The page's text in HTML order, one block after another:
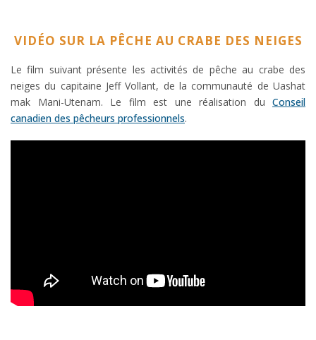
VIDÉO SUR LA PÊCHE AU CRABE DES NEIGES
Le film suivant présente les activités de pêche au crabe des
neiges du capitaine Jeff Vollant, de la communauté de Uashat
mak Mani-Utenam. Le film est une réalisation du Conseil
canadien des pêcheurs professionnels.